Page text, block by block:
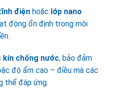
điện hoặc lớp nano
động ổn định trong môi
kín chống nước, bảo đảm
độ ẩm cao – điều mà các
thể đáp ứng.